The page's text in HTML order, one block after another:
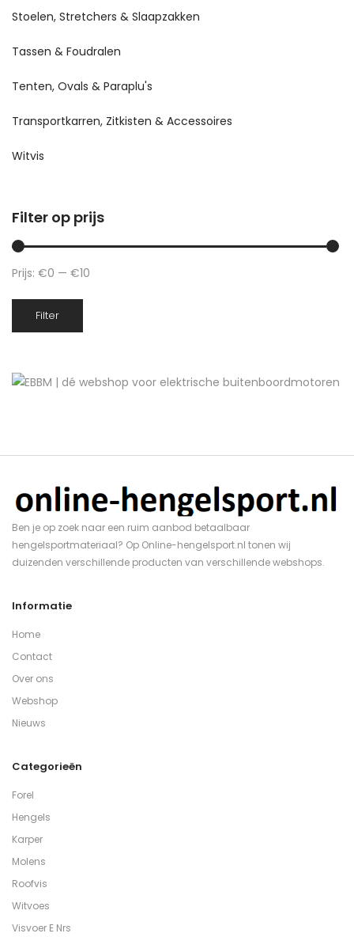
Stoelen, Stretchers & Slaapzakken
Tassen & Foudralen
Tenten, Ovals & Paraplu's
Transportkarren, Zitkisten & Accessoires
Witvis
Filter op prijs
Filter
Prijs: €0 — €10
Ben je op zoek naar een ruim aanbod betaalbaar
hengelsportmateriaal? Op Online-hengelsport.nl tonen wij
duizenden verschillende producten van verschillende webshops.
Informatie
Home
Contact
Over ons
Webshop
Nieuws
Categorieën
Forel
Hengels
Karper
Molens
Roofvis
Witvoes
Visvoer E Nrs